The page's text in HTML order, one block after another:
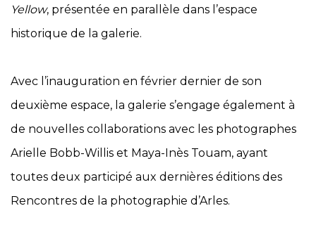
Yellow, présentée en parallèle dans l’espace
historique de la galerie.
Avec l’inauguration en février dernier de son
deuxième espace, la galerie s’engage également à
de nouvelles collaborations avec les photographes
Arielle Bobb-Willis et Maya-Inès Touam, ayant
toutes deux participé aux dernières éditions des
Rencontres de la photographie d’Arles.